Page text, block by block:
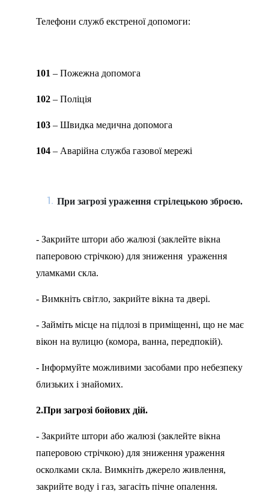
Телефони служб екстреної допомоги:
101 – Пожежна допомога
102 – Поліція
103 – Швидка медична допомога
104 – Аварійна служба газової мережі
При загрозі ураження стрілецькою зброєю.
- Закрийте штори або жалюзі (заклейте вікна
паперовою стрічкою) для зниження ураження
уламками скла.
- Вимкніть світло, закрийте вікна та двері.
- Займіть місце на підлозі в приміщенні, що не має
вікон на вулицю (комора, ванна, передпокій).
- Інформуйте можливими засобами про небезпеку
близьких і знайомих.
2.При загрозі бойових дій.
- Закрийте штори або жалюзі (заклейте вікна
паперовою стрічкою) для зниження ураження
осколками скла. Вимкніть джерело живлення,
закрийте воду і газ, загасіть пічне опалення.